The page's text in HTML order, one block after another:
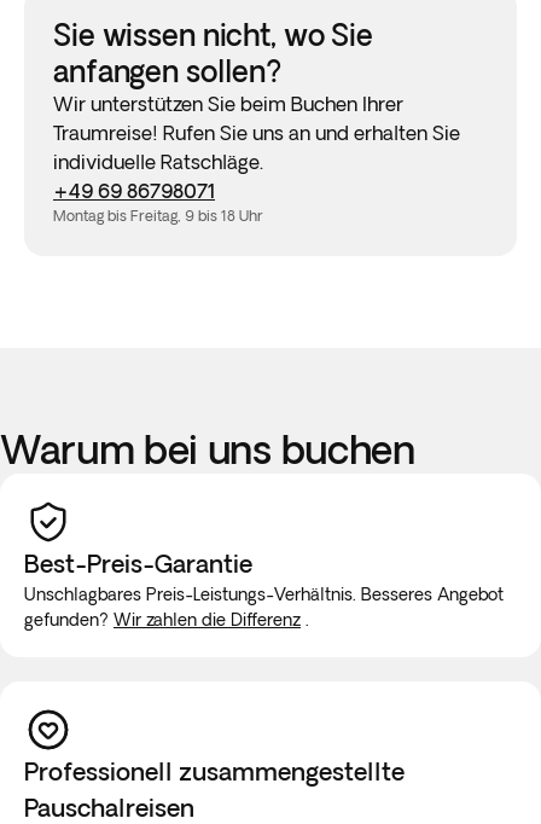
Sie wissen nicht, wo Sie
anfangen sollen?
Wir unterstützen Sie beim Buchen Ihrer
Traumreise! Rufen Sie uns an und erhalten Sie
individuelle Ratschläge.
+49 69 86798071
Montag bis Freitag, 9 bis 18 Uhr
Warum bei uns buchen
Best-Preis-Garantie
Unschlagbares Preis-Leistungs-Verhältnis. Besseres Angebot
gefunden? Wir zahlen die Differenz
Professionell zusammengestellte
Pauschalreisen